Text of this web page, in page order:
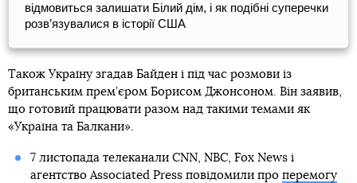
відмовиться залишати Білий дім, і як подібні суперечки
розв’язувалися в історії США
Також Україну згадав Байден і під час розмови із
британським прем’єром Борисом Джонсоном. Він заявив,
що готовий працювати разом над такими темами як
«Україна та Балкани».
7 листопада телеканали CNN, NBC, Fox News і
агентство Associated Press повідомили про перемогу